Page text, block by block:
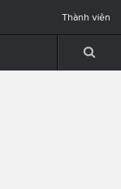
Thành viên